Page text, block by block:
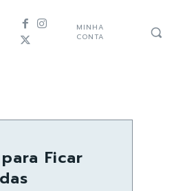
MINHA
CONTA
Ficar